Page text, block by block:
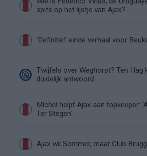
spits op het lijstje van Ajax?
‘Definitief einde verhaal voor
Twijfels over Weghorst? Ten Hag
duidelijk antwoord
Míchel helpt Ajax aan topkeeper:
Ter Stegen’
Ajax wil Sommer, maar Club